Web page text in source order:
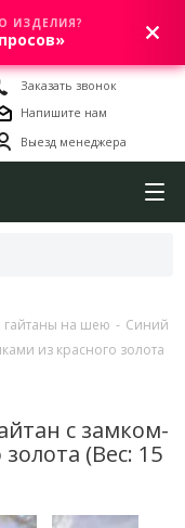
0
Заказать звонок
Напишите нам
Выезд менеджера
гайтаны на шею - Синий
из красного золота
с замком-
(Вес: 15
ИЗДЕЛИЯ?